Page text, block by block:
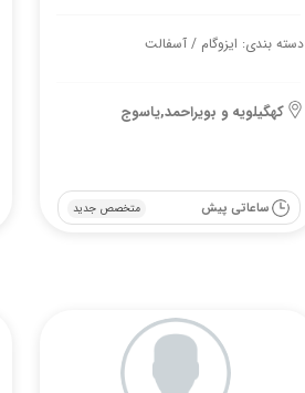
دسته بندی: ایزوگام / آسفالت
کهگیلویه و بویراحمد,یاسوج
متخصص جدید ساعاتی پیش